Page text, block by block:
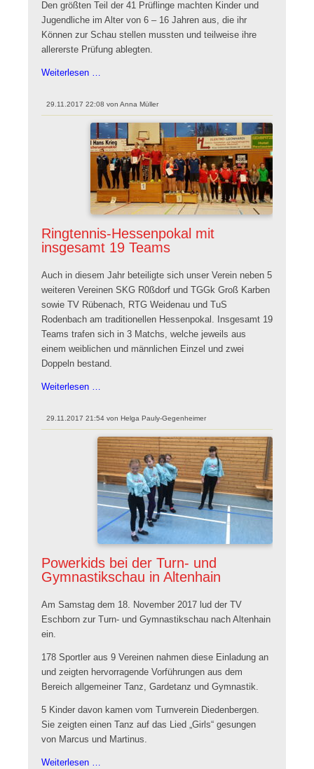
Den größten Teil der 41 Prüflinge machten Kinder und
Jugendliche im Alter von 6 – 16 Jahren aus, die ihr
Können zur Schau stellen mussten und teilweise ihre
allererste Prüfung ablegten.
Weiterlesen …
Gürtelprüfung
29.11.2017 22:08 vonAnna Müller
Ringtennis-Hessenpokal mit
insgesamt 19 Teams
Auch in diesem Jahr beteiligte sich unser Verein neben 5
weiteren Vereinen SKG R0ßdorf und TGGk Groß Karben
sowie TV Rübenach, RTG Weidenau und TuS
Rodenbach am traditionellen Hessenpokal. Insgesamt 19
Teams trafen sich in 3 Matchs, welche jeweils aus
einem weiblichen und männlichen Einzel und zwei
Doppeln bestand.
Weiterlesen …
mit
insgesamt
19
Teams
29.11.2017 21:54 vonHelga Pauly-Gegenheimer
Powerkids bei der Turn- und
Gymnastikschau in Altenhain
Am Samstag dem 18. November 2017 lud der TV
Eschborn zur Turn- und Gymnastikschau nach Altenhain
ein.
178 Sportler aus 9 Vereinen nahmen diese Einladung an
und zeigten hervorragende Vorführungen aus dem
Bereich allgemeiner Tanz, Gardetanz und Gymnastik.
5 Kinder davon kamen vom Turnverein Diedenbergen.
Sie zeigten einen Tanz auf das Lied „Girls“ gesungen
von Marcus und Martinus.
Weiterlesen …